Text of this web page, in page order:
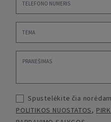
Spustelėkite čia
POLITIKOS NUOSTATOS,